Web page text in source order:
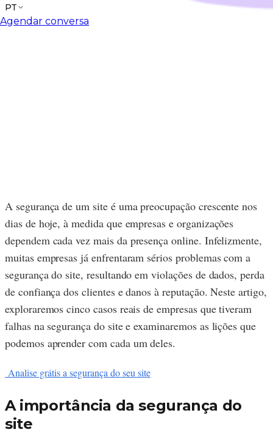
PT
Agendar conversa
A segurança de um site é uma preocupação crescente nos
dias de hoje, à medida que empresas e organizações
dependem cada vez mais da presença online. Infelizmente,
muitas empresas já enfrentaram sérios problemas com a
segurança do site, resultando em violações de dados, perda
de confiança dos clientes e danos à reputação. Neste artigo,
exploraremos cinco casos reais de empresas que tiveram
falhas na segurança do site e examinaremos as lições que
podemos aprender com cada um deles.
Analise grátis a segurança do seu site
A importância da segurança do
site